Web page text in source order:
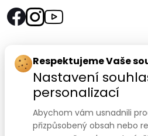
Rychlý kontakt:
SANOMED, spol. s r.o.
Palackého třída 240/75
612 00 Brno-Královo Pole
Respektujeme Vaše
Nastavení
personalizací
Abychom vám usnadnili
přizpůsobený obsah nebo